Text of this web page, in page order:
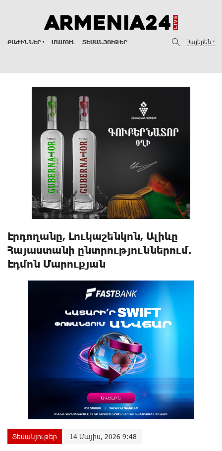
ԲԱԺԻՆՆԵՐ ՄԱՄՈՒԼ ՏԵՍԱՆՅՈՒԹԵՐ Հայերեն
Էրդողանը, Լուկաշենկոն, Ալիևը
Հայաստանի ընտրություններում.
Էդմոն Մարուքյան
Տեսանյութեր 14 Մայիս, 2026 9:48